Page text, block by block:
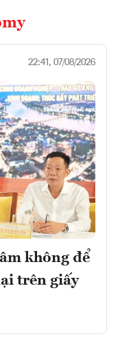
22:41, 07/08/2026
không để
trên giấy